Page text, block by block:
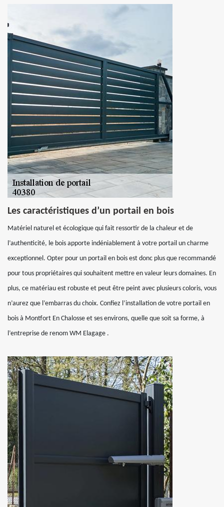
Les caractéristiques d’un portail en bois
Matériel naturel et écologique qui fait ressortir de la chaleur et de
l’authenticité, le bois apporte indéniablement à votre portail un charme
exceptionnel. Opter pour un portail en bois est donc plus que recommandé
pour tous propriétaires qui souhaitent mettre en valeur leurs domaines. En
plus, ce matériau est robuste et peut être peint avec plusieurs coloris, vous
n’aurez que l’embarras du choix. Confiez l’installation de votre portail en
bois à Montfort En Chalosse et ses environs, quelle que soit sa forme, à
l’entreprise de renom WM Elagage .